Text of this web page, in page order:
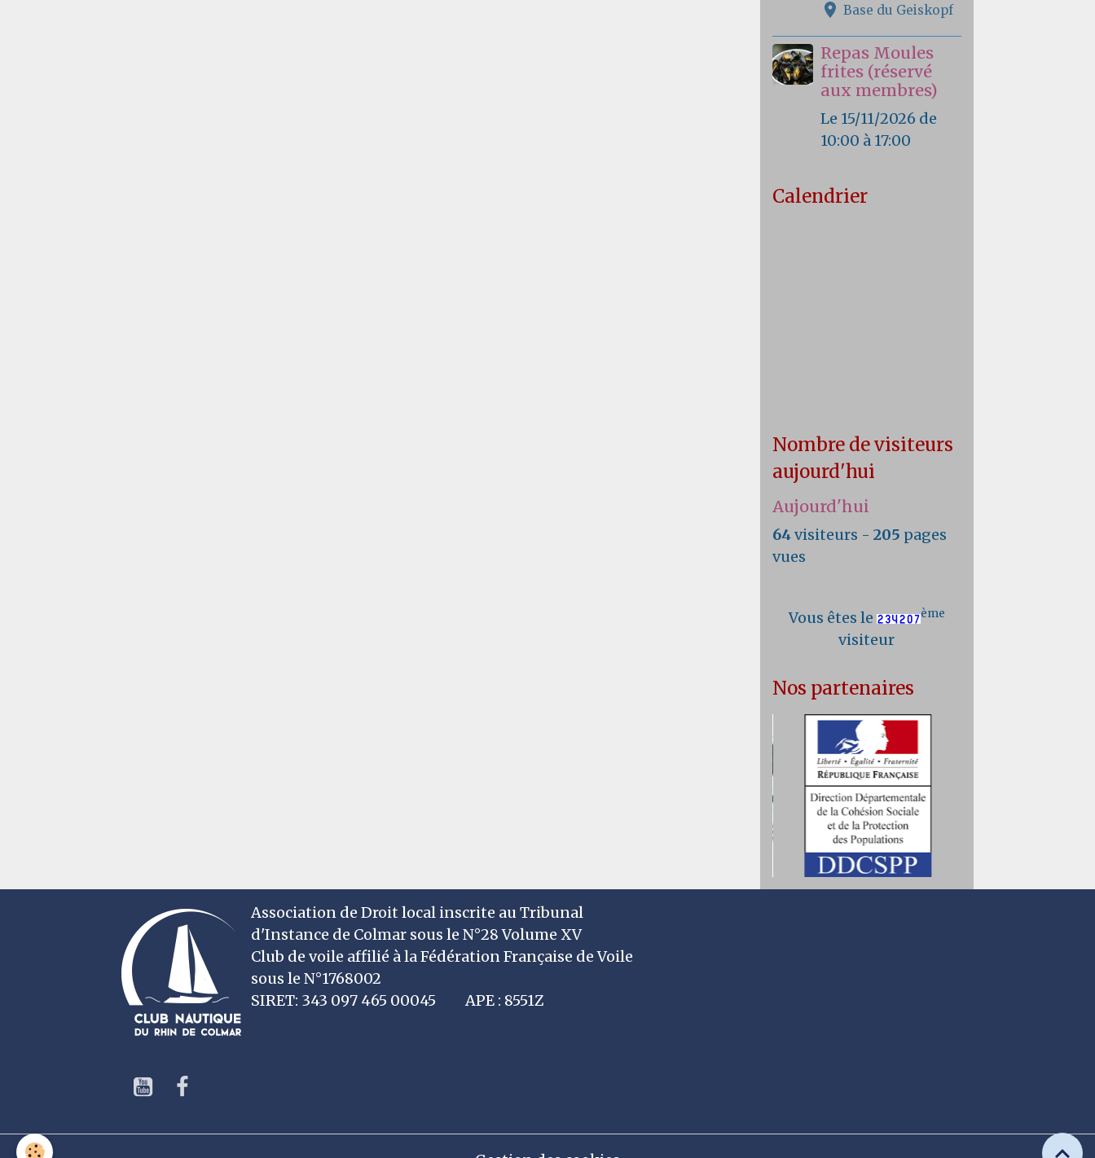
Base du Geiskopf
Repas Moules
frites (réservé
aux membres)
Le 15/11/2026 de
10:00 à 17:00
Calendrier
Nombre de visiteurs
aujourd'hui
Aujourd'hui
64visiteurs -205 pages
vues
Vous êtes le ème
visiteur
Nos partenaires
Association de Droit local inscrite au Tribunal
d'Instance de Colmar sous le N°28 Volume XV
Club de voile affilié à la Fédération Française de Voile
sous le N°1768002
SIRET: 343 097 465 00045 APE : 8551Z